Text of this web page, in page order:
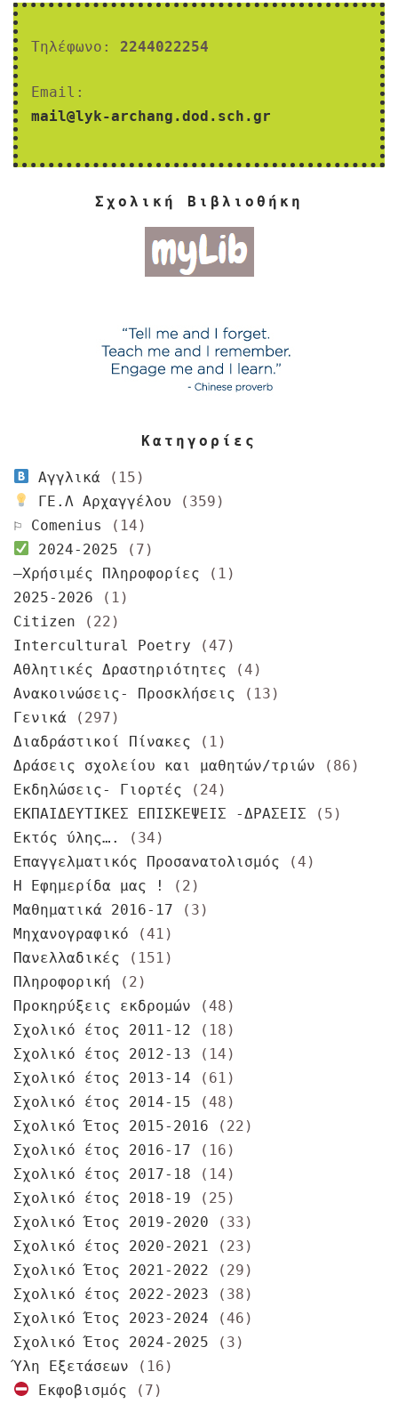
Τηλέφωνο: 2244022254
Email:
mail@lyk-archang.dod.sch.gr
Σχολική Βιβλιοθήκη
Κατηγορίες
Αγγλικά (15)
ΓΕ.Λ Αρχαγγέλου (359)
⚐ Comenius
(14)
2024-2025 (7)
–Χρήσιμές Πληροφορίες (1)
2025-2026 (1)
Citizen (22)
Intercultural Poetry (47)
Αθλητικές Δραστηριότητες (4)
Ανακοινώσεις- Προσκλήσεις (13)
Γενικά (297)
Διαδράστικοί Πίνακες (1)
Δράσεις σχολείου και μαθητών/τριών (86)
Εκδηλώσεις- Γιορτές (24)
ΕΚΠΑΙΔΕΥΤΙΚΕΣ ΕΠΙΣΚΕΨΕΙΣ -ΔΡΑΣΕΙΣ (5)
Εκτός ύλης….
(34)
Επαγγελματικός Προσανατολισμός (4)
Η Εφημερίδα μας !
(2)
Μαθηματικά 2016-17 (3)
Μηχανογραφικό (41)
Πανελλαδικές (151)
Πληροφορική (2)
Προκηρύξεις εκδρομών (48)
Σχολικό έτος 2011-12 (18)
Σχολικό έτος 2012-13 (14)
Σχολικό έτος 2013-14 (61)
Σχολικό έτος 2014-15 (48)
Σχολικό Έτος 2015-2016 (22)
Σχολικό έτος 2016-17 (16)
Σχολικό έτος 2017-18 (14)
Σχολικό έτος 2018-19 (25)
Σχολικό Έτος 2019-2020 (33)
Σχολικό έτος 2020-2021
(23)
Σχολικό Έτος 2021-2022 (29)
Σχολικό έτος 2022-2023 (38)
Σχολικό Έτος 2023-2024 (46)
Σχολικό Έτος 2024-2025 (3)
Ύλη Εξετάσεων (16)
Εκφοβισμός (7)